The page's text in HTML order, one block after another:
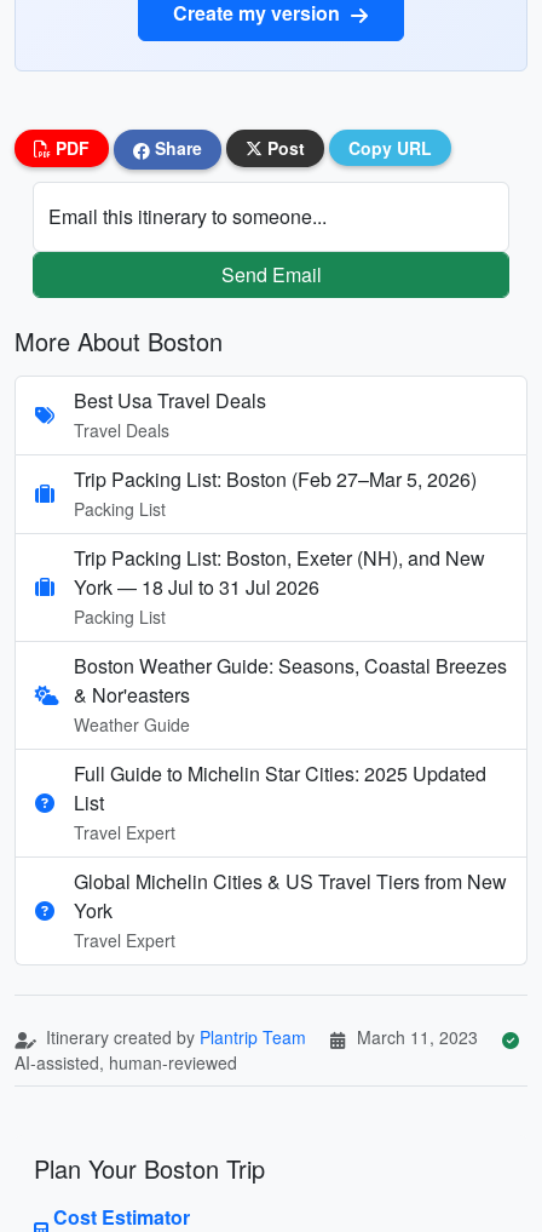
Create my version
PDF Share Post Copy URL
Email this itinerary to someone...
Send Email
More About Boston
Best Usa Travel Deals
Travel Deals
Trip Packing List: Boston (Feb 27–Mar 5, 2026)
Packing List
Trip Packing List: Boston, Exeter (NH), and New
York — 18 Jul to 31 Jul 2026
Packing List
Boston Weather Guide: Seasons, Coastal Breezes
& Nor'easters
Weather Guide
Full Guide to Michelin Star Cities: 2025 Updated
List
Travel Expert
Global Michelin Cities & US Travel Tiers from New
York
Travel Expert
Itinerary created by Plantrip Team
March 11, 2023
AI-assisted, human-reviewed
Plan Your Boston Trip
Cost Estimator